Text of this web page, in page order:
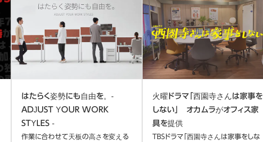
はたらく姿勢にも自由を。-
ADJUST YOUR WORK
STYLES -
作業に合わせて天板の高さを変える
火曜ドラマ「西園寺さんは家事を
しない」 オカムラがオフィス家
具を提供
TBSドラマ「西園寺さんは家事をしな